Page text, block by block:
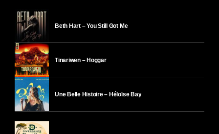
Beth Hart – You Still Got Me
Tinariwen – Hoggar
Une Belle Histoire – Héloïse Bay